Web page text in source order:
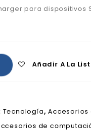
para dispositivos
Añadir A La
Tecnología,Accesorios
de